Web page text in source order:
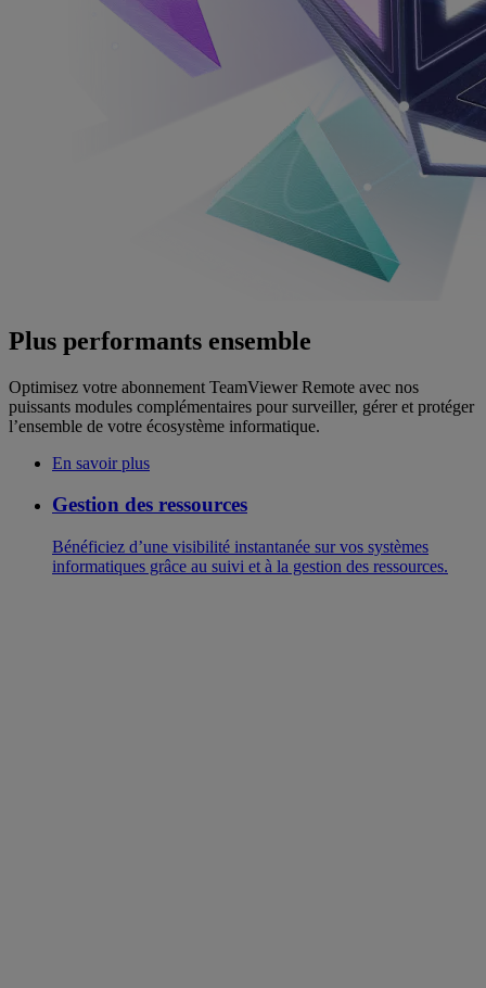
Plus performants ensemble
Optimisez votre abonnement TeamViewer Remote avec nos
puissants modules complémentaires pour surveiller, gérer et protéger
l’ensemble de votre écosystème informatique.
En savoir plus
Gestion des ressources
Bénéficiez d’une visibilité instantanée sur vos systèmes
informatiques grâce au suivi et à la gestion des ressources.